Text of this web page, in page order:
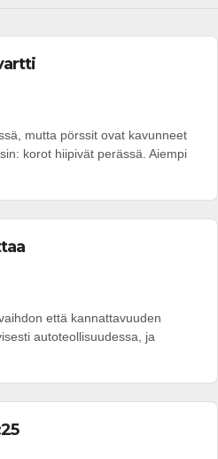
mutta pörssit ovat kavunneet
korot hiipivät perässä. Aiempi
että kannattavuuden
autoteollisuudessa, ja